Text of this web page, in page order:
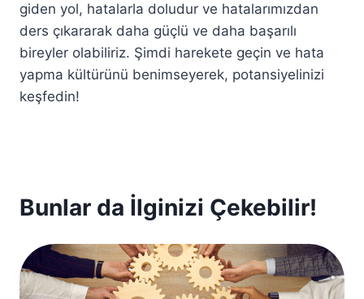
giden yol, hatalarla doludur ve hatalarımızdan
ders çıkararak daha güçlü ve daha başarılı
bireyler olabiliriz. Şimdi harekete geçin ve hata
yapma kültürünü benimseyerek, potansiyelinizi
keşfedin!
Bunlar da İlginizi Çekebilir!